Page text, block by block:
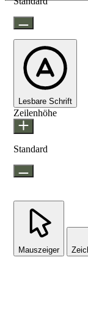
Lesbare Schrift
Zeilenhöhe
Standard
Mauszeiger